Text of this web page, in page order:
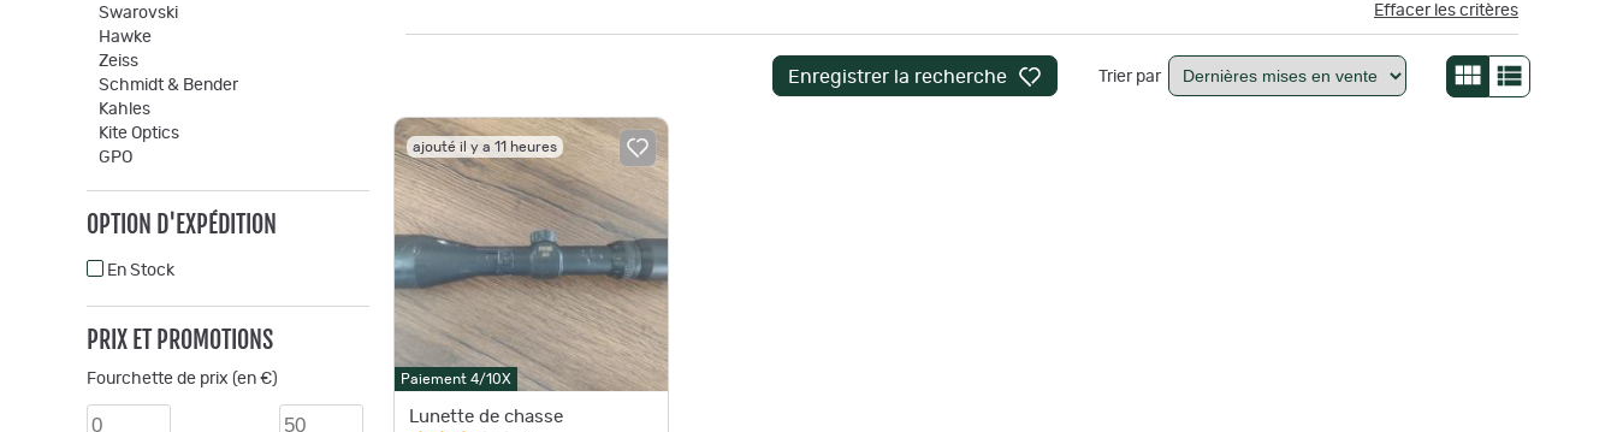
Swarovski
Hawke
Zeiss
Schmidt & Bender
Kahles
Kite Optics
GPO
OPTION D'EXPÉDITION
En Stock
PRIX ET PROMOTIONS
Fourchette de prix (en €)
Effacer les critères
Enregistrer la recherche Trier par
ajouté il y a 11 heures
Paiement 4/10X
Lunette de chasse